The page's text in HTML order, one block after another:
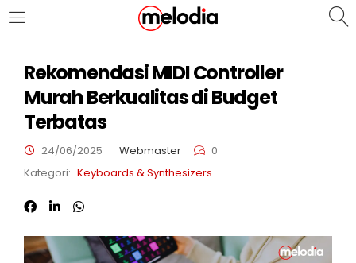
MASUK
Rekomendasi MIDI Controller
Murah Berkualitas di Budget
Terbatas
24/06/2025 Webmaster
0
Kategori: Keyboards & Synthesizers